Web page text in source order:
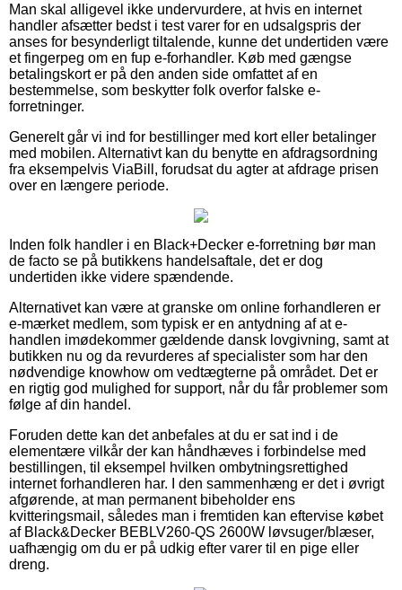
Man skal alligevel ikke undervurdere, at hvis en internet
handler afsætter bedst i test varer for en udsalgspris der
anses for besynderligt tiltalende, kunne det undertiden være
et fingerpeg om en fup e-forhandler. Køb med gængse
betalingskort er på den anden side omfattet af en
bestemmelse, som beskytter folk overfor falske e-
forretninger.
Generelt går vi ind for bestillinger med kort eller betalinger
med mobilen. Alternativt kan du benytte en afdragsordning
fra eksempelvis ViaBill, forudsat du agter at afdrage prisen
over en længere periode.
Inden folk handler i en Black+Decker e-forretning bør man
de facto se på butikkens handelsaftale, det er dog
undertiden ikke videre spændende.
Alternativet kan være at granske om online forhandleren er
e-mærket medlem, som typisk er en antydning af at e-
handlen imødekommer gældende dansk lovgivning, samt at
butikken nu og da revurderes af specialister som har den
nødvendige knowhow om vedtægterne på området. Det er
en rigtig god mulighed for support, når du får problemer som
følge af din handel.
Foruden dette kan det anbefales at du er sat ind i de
elementære vilkår der kan håndhæves i forbindelse med
bestillingen, til eksempel hvilken ombytningsrettighed
internet forhandleren har. I den sammenhæng er det i øvrigt
afgørende, at man permanent bibeholder ens
kvitteringsmail, således man i fremtiden kan eftervise købet
af Black&Decker BEBLV260-QS 2600W løvsuger/blæser,
uafhængig om du er på udkig efter varer til en pige eller
dreng.